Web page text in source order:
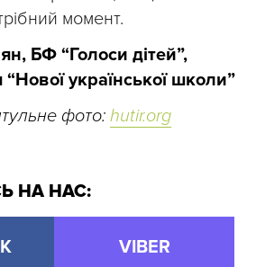
момент.
БФ “Голоси дітей”,
української школи”
фото: hutir.org
НА НАС:
VIBER